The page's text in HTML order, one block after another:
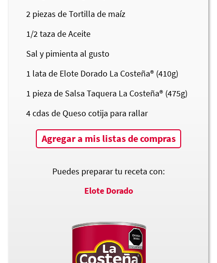
2 piezas de Tortilla de maíz
1/2taza de Aceite
Sal y pimienta al gusto
1 lata de Elote Dorado La Costeña® (410g)
1 pieza de Salsa Taquera La Costeña® (475g)
4cdas de Queso cotija para rallar
Agregar a mis listas de compras
Puedes preparar tu receta con:
Elote Dorado